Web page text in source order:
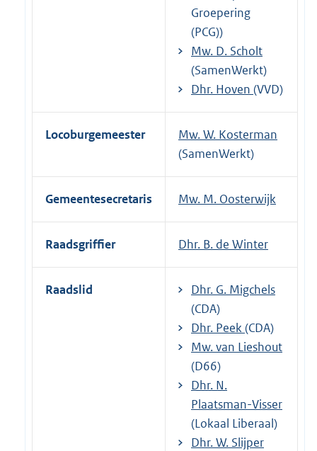
Groepering
(PCG))
Mw. D. Scholt
(SamenWerkt)
Dhr. Hoven (VVD)
Locoburgemeester
Mw. W. Kosterman
(SamenWerkt)
Gemeentesecretaris Mw. M. Oosterwijk
Raadsgriffier Dhr. B. de Winter
Raadslid
Dhr. G. Migchels
(CDA)
Dhr. Peek(CDA)
Mw. van Lieshout
(D66)
Dhr. N.
Plaatsman-Visser
(Lokaal Liberaal)
Dhr. W. Slijper